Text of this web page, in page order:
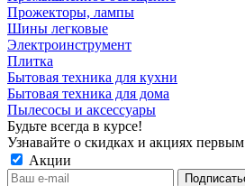
Прожекторы, лампы
Шины легковые
Электроинструмент
Плитка
Бытовая техника для кухни
Бытовая техника для дома
Пылесосы и аксессуары
Будьте всегда в курсе!
Узнавайте о скидках и акциях первым
Акции